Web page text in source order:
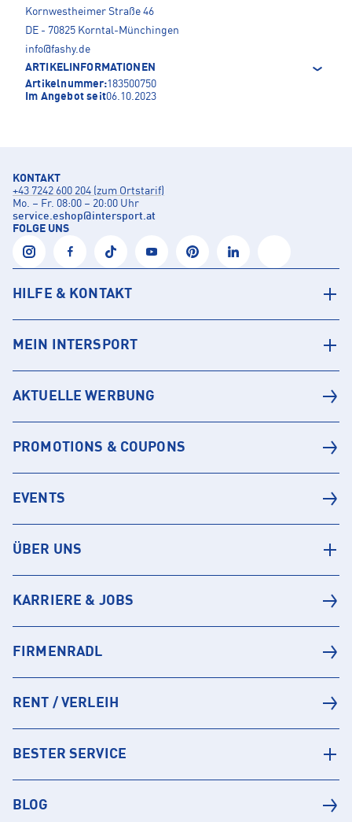
Kornwestheimer Straße 46
DE - 70825 Korntal-Münchingen
info@fashy.de
ARTIKELINFORMATIONEN
Artikelnummer:183500750
Im Angebot seit06.10.2023
KONTAKT
+43 7242 600 204 (zum Ortstarif)
Mo. – Fr. 08:00 – 20:00 Uhr
service.eshop@intersport.at
FOLGE UNS
HILFE & KONTAKT
MEIN INTERSPORT
AKTUELLE WERBUNG
PROMOTIONS & COUPONS
EVENTS
ÜBER UNS
KARRIERE & JOBS
FIRMENRADL
RENT / VERLEIH
BESTER SERVICE
BLOG